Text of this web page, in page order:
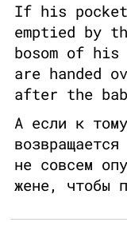
If his
emptied by
bosom of
are handed
after the
А если к
не совсем
жене, чтобы